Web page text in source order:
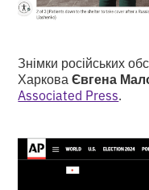
Знімки російських
ХарковаЄвгена
Associated Press.